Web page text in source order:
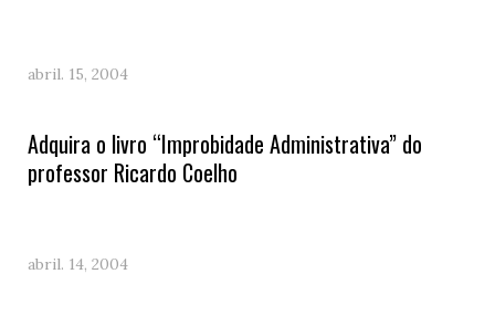
abril. 15, 2004
Adquira o livro “Improbidade Administrativa” do
professor Ricardo Coelho
abril. 14, 2004